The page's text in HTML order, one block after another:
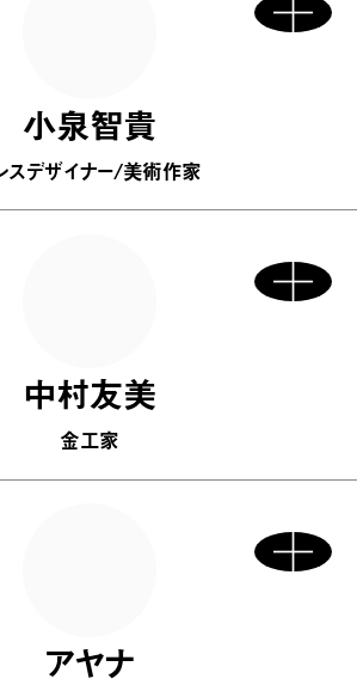
小泉智貴
スデザイナー/美術作家
中村友美
金工家
アヤナ